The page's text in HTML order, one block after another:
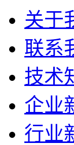
关于
联系
技术
企业
行业